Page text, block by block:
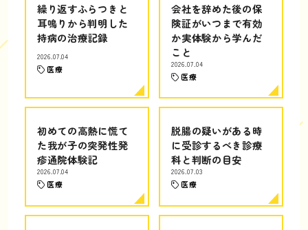
繰り返すふらつきと
耳鳴りから判明した
持病の治療記録
2026.07.04
医療
会社を辞めた後の保
険証がいつまで有効
か実体験から学んだ
こと
2026.07.04
医療
初めての高熱に慌て
た我が子の突発性発
疹通院体験記
2026.07.04
医療
脱腸の疑いがある時
に受診するべき診療
科と判断の目安
2026.07.03
医療